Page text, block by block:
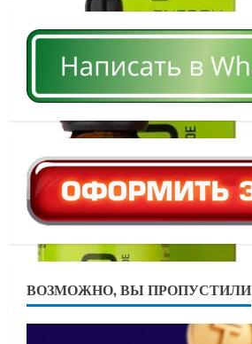
ВОЗМОЖНО, ВЫ ПРОПУСТИЛИ